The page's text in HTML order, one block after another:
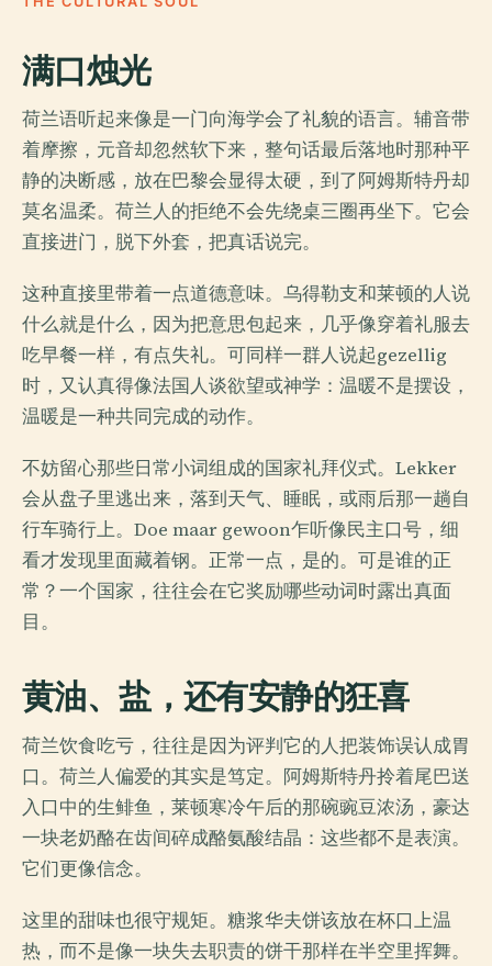
满口烛光
荷兰语听起来像是一门向海学会了礼貌的语言。辅音带
着摩擦，元音却忽然软下来，整句话最后落地时那种平
静的决断感，放在巴黎会显得太硬，到了阿姆斯特丹却
莫名温柔。荷兰人的拒绝不会先绕桌三圈再坐下。它会
直接进门，脱下外套，把真话说完。
这种直接里带着一点道德意味。乌得勒支和莱顿的人说
什么就是什么，因为把意思包起来，几乎像穿着礼服去
吃早餐一样，有点失礼。可同样一群人说起gezellig
时，又认真得像法国人谈欲望或神学：温暖不是摆设，
温暖是一种共同完成的动作。
不妨留心那些日常小词组成的国家礼拜仪式。Lekker
会从盘子里逃出来，落到天气、睡眠，或雨后那一趟自
行车骑行上。Doe maar gewoon乍听像民主口号，细
看才发现里面藏着钢。正常一点，是的。可是谁的正
常？一个国家，往往会在它奖励哪些动词时露出真面
目。
黄油、盐，还有安静的狂喜
荷兰饮食吃亏，往往是因为评判它的人把装饰误认成胃
口。荷兰人偏爱的其实是笃定。阿姆斯特丹拎着尾巴送
入口中的生鲱鱼，莱顿寒冷午后的那碗豌豆浓汤，豪达
一块老奶酪在齿间碎成酪氨酸结晶：这些都不是表演。
它们更像信念。
这里的甜味也很守规矩。糖浆华夫饼该放在杯口上温
热，而不是像一块失去职责的饼干那样在半空里挥舞。